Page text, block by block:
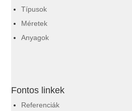
Típusok
Méretek
Anyagok
Fontos linkek
Referenciák